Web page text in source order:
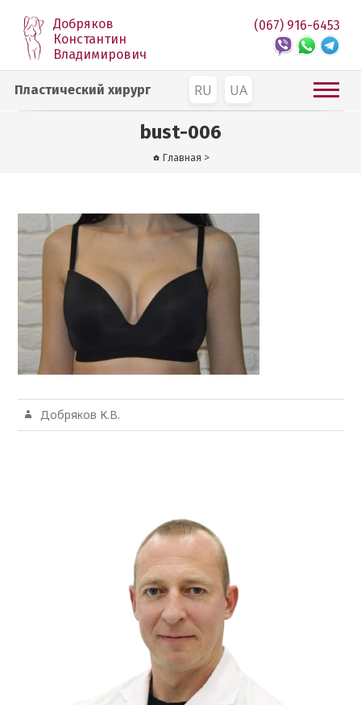
Добряков
Константин
Владимирович
RU UA
(067) 916-6453
Пластический хирург
bust-006
Главная >
Добряков К.В.